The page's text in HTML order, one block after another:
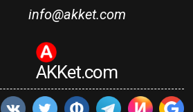
info@akket.com
AKKet.com